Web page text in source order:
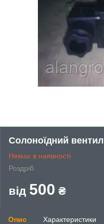
Солоноїдний
Немає в наявності
Роздріб
від 500 ₴
Опис Характеристики